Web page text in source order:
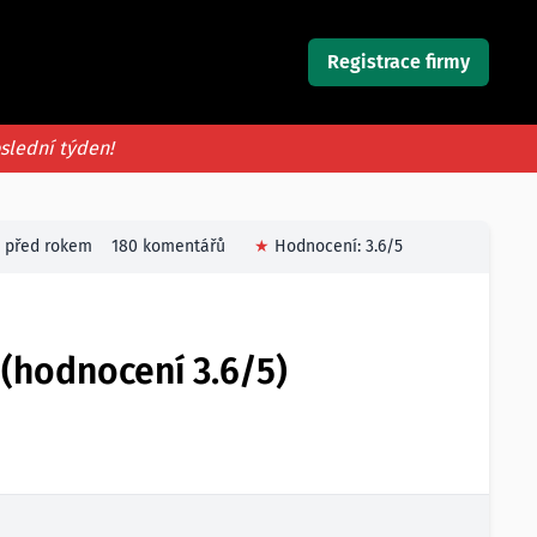
Registrace firmy
týden!
před rokem 180 komentářů ★ Hodnocení: 3.6/5
3.6/5)